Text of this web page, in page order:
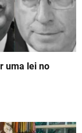
uma lei no